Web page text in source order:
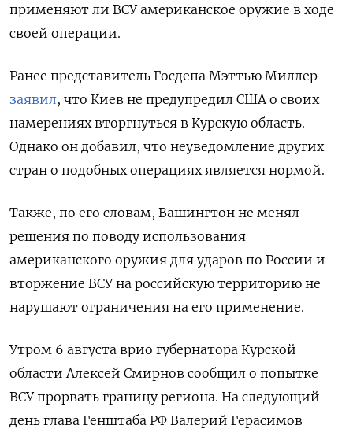
применяют ли ВСУ американское оружие в ходе
своей операции.
Ранее представитель Госдепа Мэттью Миллер
заявил, что Киев не предупредил США о своих
намерениях вторгнуться в Курскую область.
Однако он добавил, что неуведомление других
стран о подобных операциях является нормой.
Также, по его словам, Вашингтон не менял
решения по поводу использования
американского оружия для ударов по России и
вторжение ВСУ на российскую территорию не
нарушают ограничения на его применение.
Утром 6 августа врио губернатора Курской
области Алексей Смирнов сообщил о попытке
ВСУ прорвать границу региона. На следующий
день глава Генштаба РФ Валерий Герасимов